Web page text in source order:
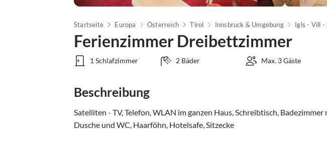
Startseite Europa Österreich Tirol Innsbruck & Umgebung Igls - Vill -
Ferienzimmer Dreibettzimmer
1 Schlafzimmer 2 Bäder Max. 3 Gäste
Beschreibung
Satelliten - TV, Telefon, WLAN im ganzen Haus, Schreibtisch,
Dusche und WC, Haarföhn, Hotelsafe, Sitzecke